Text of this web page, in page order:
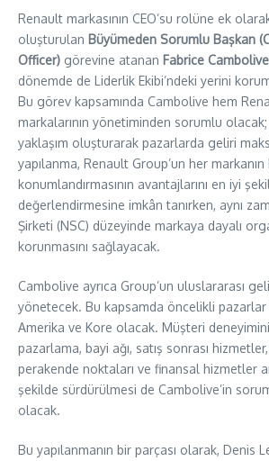
Renault markasının CEO’su rolüne ek
oluşturulan Büyümeden Sorumlu Başkan
Officer) görevine atanan Fabrice Cambolive
dönemde de Liderlik Ekibi’ndeki yerini
Bu görev kapsamında Cambolive hem
markalarının yönetiminden sorumlu
yaklaşım oluşturarak pazarlarda geliri
yapılanma, Renault Group’un her
konumlandırmasının avantajlarını en iyi
değerlendirmesine imkân tanırken, aynı
Şirketi (NSC) düzeyinde markaya dayalı
korunmasını sağlayacak.
Cambolive ayrıca Group’un uluslararası
yönetecek. Bu kapsamda öncelikli pazarlar
Amerika ve Kore olacak. Müşteri
pazarlama, bayi ağı, satış sonrası
perakende noktaları ve finansal hizmetler
şekilde sürdürülmesi de Cambolive’in
olacak.
Bu yapılanmanın bir parçası olarak, Denis